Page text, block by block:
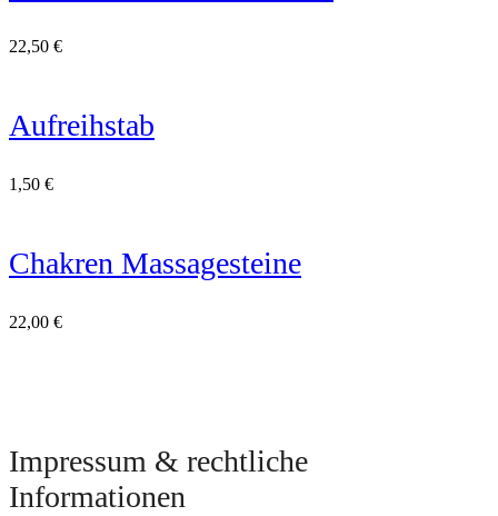
22,50 €
Aufreihstab
1,50 €
Chakren Massagesteine
22,00 €
Impressum & rechtliche
Informationen